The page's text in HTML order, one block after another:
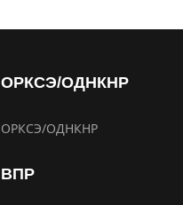
ОРКСЭ/ОДНКНР
ОРКСЭ/ОДНКНР
ВПР